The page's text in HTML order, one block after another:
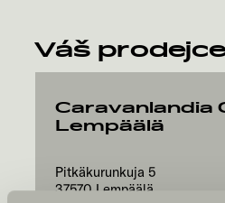
Váš
Caravanlandia
Lempäälä
Pitkäkurunkuja 5
37570 Lempäälä